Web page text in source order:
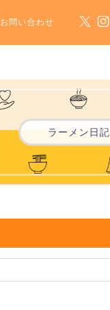
お問い合わせ
ラーメン日記